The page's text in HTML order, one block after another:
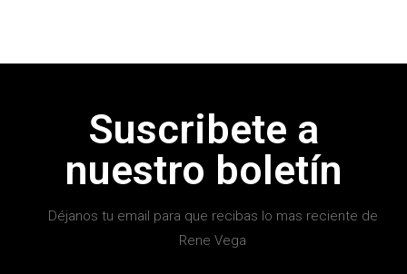
Suscribete a
nuestro boletín
Déjanos tu email para que recibas lo mas reciente de
Rene Vega